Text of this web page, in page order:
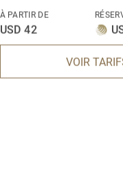
À PARTIR DE
USD 42
VOIR